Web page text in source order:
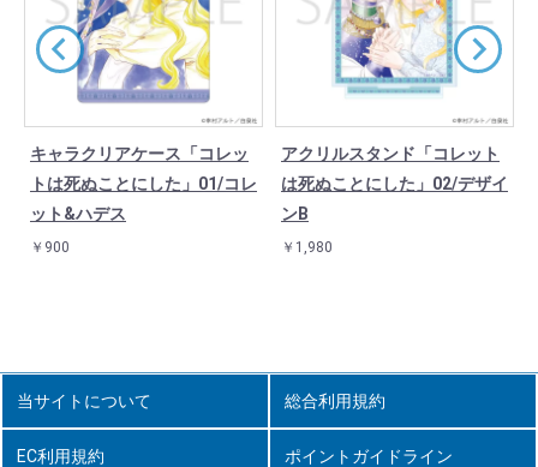
キャラクリアケース「コレッ
トは死ぬことにした」01/コレ
ット&ハデス
￥900
アクリルスタンド「コレット
は死ぬことにした」02/デザイ
ンB
￥1,980
当サイトについて 総合利用規約
EC利用規約 ポイントガイドライン